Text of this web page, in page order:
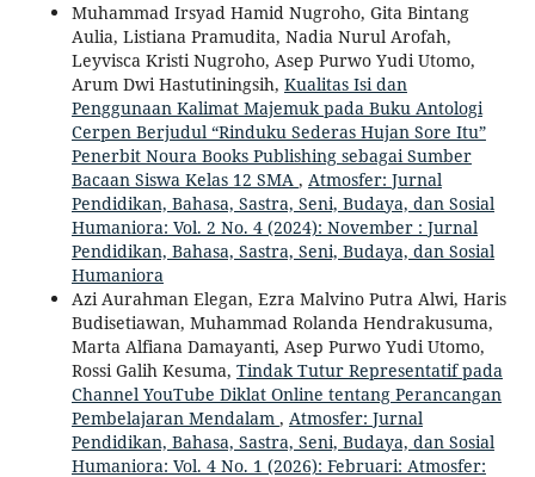
Muhammad Irsyad Hamid Nugroho, Gita Bintang
Aulia, Listiana Pramudita, Nadia Nurul Arofah,
Leyvisca Kristi Nugroho, Asep Purwo Yudi Utomo,
Arum Dwi Hastutiningsih, Kualitas Isi dan
Penggunaan Kalimat Majemuk pada Buku Antologi
Cerpen Berjudul “Rinduku Sederas Hujan Sore Itu”
Penerbit Noura Books Publishing sebagai Sumber
Bacaan Siswa Kelas 12 SMA , Atmosfer: Jurnal
Pendidikan, Bahasa, Sastra, Seni, Budaya, dan Sosial
Humaniora: Vol. 2 No. 4 (2024): November : Jurnal
Pendidikan, Bahasa, Sastra, Seni, Budaya, dan Sosial
Humaniora
Azi Aurahman Elegan, Ezra Malvino Putra Alwi, Haris
Budisetiawan, Muhammad Rolanda Hendrakusuma,
Marta Alfiana Damayanti, Asep Purwo Yudi Utomo,
Rossi Galih Kesuma, Tindak Tutur Representatif pada
Channel YouTube Diklat Online tentang Perancangan
Pembelajaran Mendalam , Atmosfer: Jurnal
Pendidikan, Bahasa, Sastra, Seni, Budaya, dan Sosial
Humaniora: Vol. 4 No. 1 (2026): Februari: Atmosfer: